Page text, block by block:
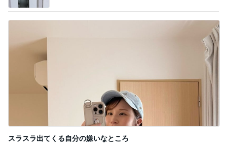
スラスラ出てくる自分の嫌いなところ